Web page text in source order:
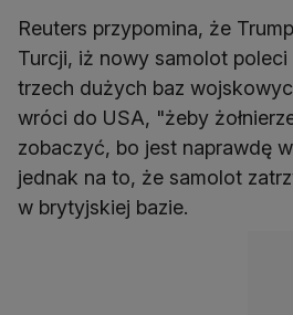
Reuters przypomina, że
Turcji, iż nowy samolot
trzech dużych baz
wróci do USA, "żeby
zobaczyć, bo jest naprawdę
jednak na to, że samolot
w brytyjskiej bazie.